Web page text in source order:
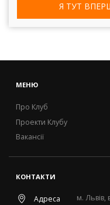
Я ТУТ
МЕНЮ
Про Клуб
Проекти Клубу
Вакансії
КОНТАКТИ
Адреса м. Львів,